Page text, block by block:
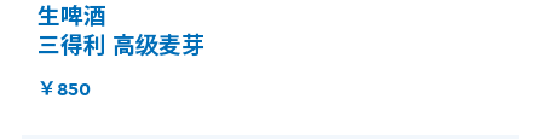
生啤酒
三得利 高级麦芽
￥850